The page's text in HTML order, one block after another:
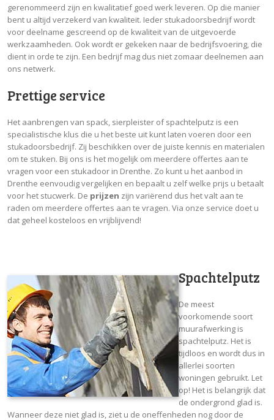
gerenommeerd zijn en kwalitatief goed werk leveren. Op die manier
bent u altijd verzekerd van kwaliteit. Ieder stukadoorsbedrijf wordt
voor deelname gescreend op de kwaliteit van de uitgevoerde
werkzaamheden. Ook wordt er gekeken naar de bedrijfsvoering, die
dient in orde te zijn. Een bedrijf mag dus niet zomaar deelnemen aan
ons netwerk.
Prettige service
Het aanbrengen van spack, sierpleister of spachtelputz is een
specialistische klus die u het beste uit kunt laten voeren door een
stukadoorsbedrijf. Zij beschikken over de juiste kennis en materialen
om te stuken. Bij ons is het mogelijk om meerdere offertes aan te
vragen voor een stukadoor in Drenthe. Zo kunt u het aanbod in
Drenthe eenvoudig vergelijken en bepaalt u zelf welke prijs u betaalt
voor het stucwerk. De prijzen zijn variërend dus het valt aan te
raden om meerdere offertes aan te vragen. Via onze service doet u
dat geheel kosteloos en vrijblijvend!
Spachtelputz
De meest
voorkomende soort
muurafwerking is
spachtelputz. Het is
tijdloos en wordt dus in
allerlei soorten
woningen gebruikt. Let
op! Het is belangrijk dat
de ondergrond glad is.
Wanneer deze niet glad is, ziet u de oneffenheden nog door de